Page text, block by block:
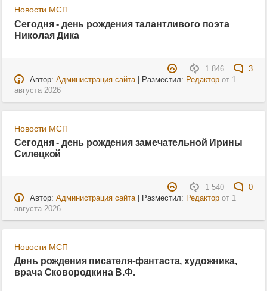
Новости МСП
Сегодня - день рождения талантливого поэта
Николая Дика
1 846
3
Автор: Администрация сайта| Разместил: Редакторот 1
августа 2026
Новости МСП
Сегодня - день рождения замечательной Ирины
Силецкой
1 540
0
Автор: Администрация сайта| Разместил: Редакторот 1
августа 2026
Новости МСП
День рождения писателя-фантаста, художника,
врача Сковородкина В.Ф.